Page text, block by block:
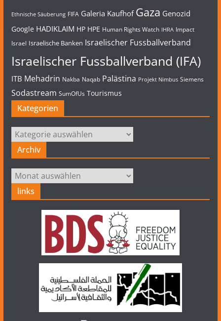
Ethnische Säuberung FIFA Galeria Kaufhof Gaza Genozid
Google HADIKLAIM HP HPE Human Rights Watch IHRA Impact
Israel Israelische Banken Israelischer Fussballverband
Israelischer Fussballverband (IFA)
ITB Mehadrin Nakba Naqab Palästina Projekt Nimbus Siemens
Sodastream SumOfUs Tourismus
Kategorien
Kategorien
Archiv
Archiv
links